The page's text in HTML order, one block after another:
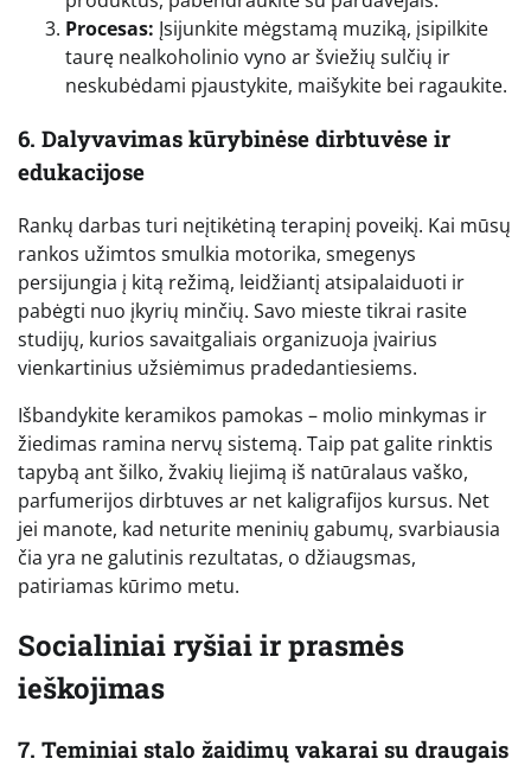
Procesas: Įsijunkite mėgstamą muziką, įsipilkite
taurę nealkoholinio vyno ar šviežių sulčių ir
neskubėdami pjaustykite, maišykite bei ragaukite.
6. Dalyvavimas kūrybinėse dirbtuvėse ir
edukacijose
Rankų darbas turi neįtikėtiną terapinį poveikį. Kai mūsų
rankos užimtos smulkia motorika, smegenys
persijungia į kitą režimą, leidžiantį atsipalaiduoti ir
pabėgti nuo įkyrių minčių. Savo mieste tikrai rasite
studijų, kurios savaitgaliais organizuoja įvairius
vienkartinius užsiėmimus pradedantiesiems.
Išbandykite keramikos pamokas – molio minkymas ir
žiedimas ramina nervų sistemą. Taip pat galite rinktis
tapybą ant šilko, žvakių liejimą iš natūralaus vaško,
parfumerijos dirbtuves ar net kaligrafijos kursus. Net
jei manote, kad neturite meninių gabumų, svarbiausia
čia yra ne galutinis rezultatas, o džiaugsmas,
patiriamas kūrimo metu.
Socialiniai ryšiai ir prasmės
ieškojimas
7. Teminiai stalo žaidimų vakarai su draugais